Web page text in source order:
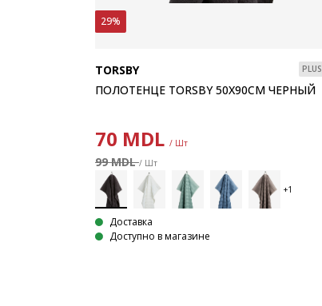
29%
TORSBY PLUS
ПОЛОТЕНЦЕ TORSBY 50X90СМ ЧЕРНЫЙ
70 MDL / Шт
99 MDL/ Шт
Доставка
Доступно в магазине